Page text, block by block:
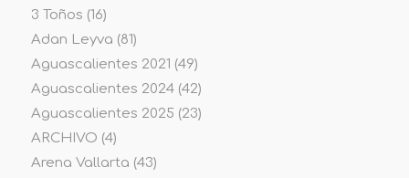
3 Toños (16)
Adan Leyva (81)
Aguascalientes 2021 (49)
Aguascalientes 2024(42)
Aguascalientes 2025 (23)
ARCHIVO (4)
Arena Vallarta (43)